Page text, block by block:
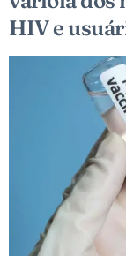
HIV e